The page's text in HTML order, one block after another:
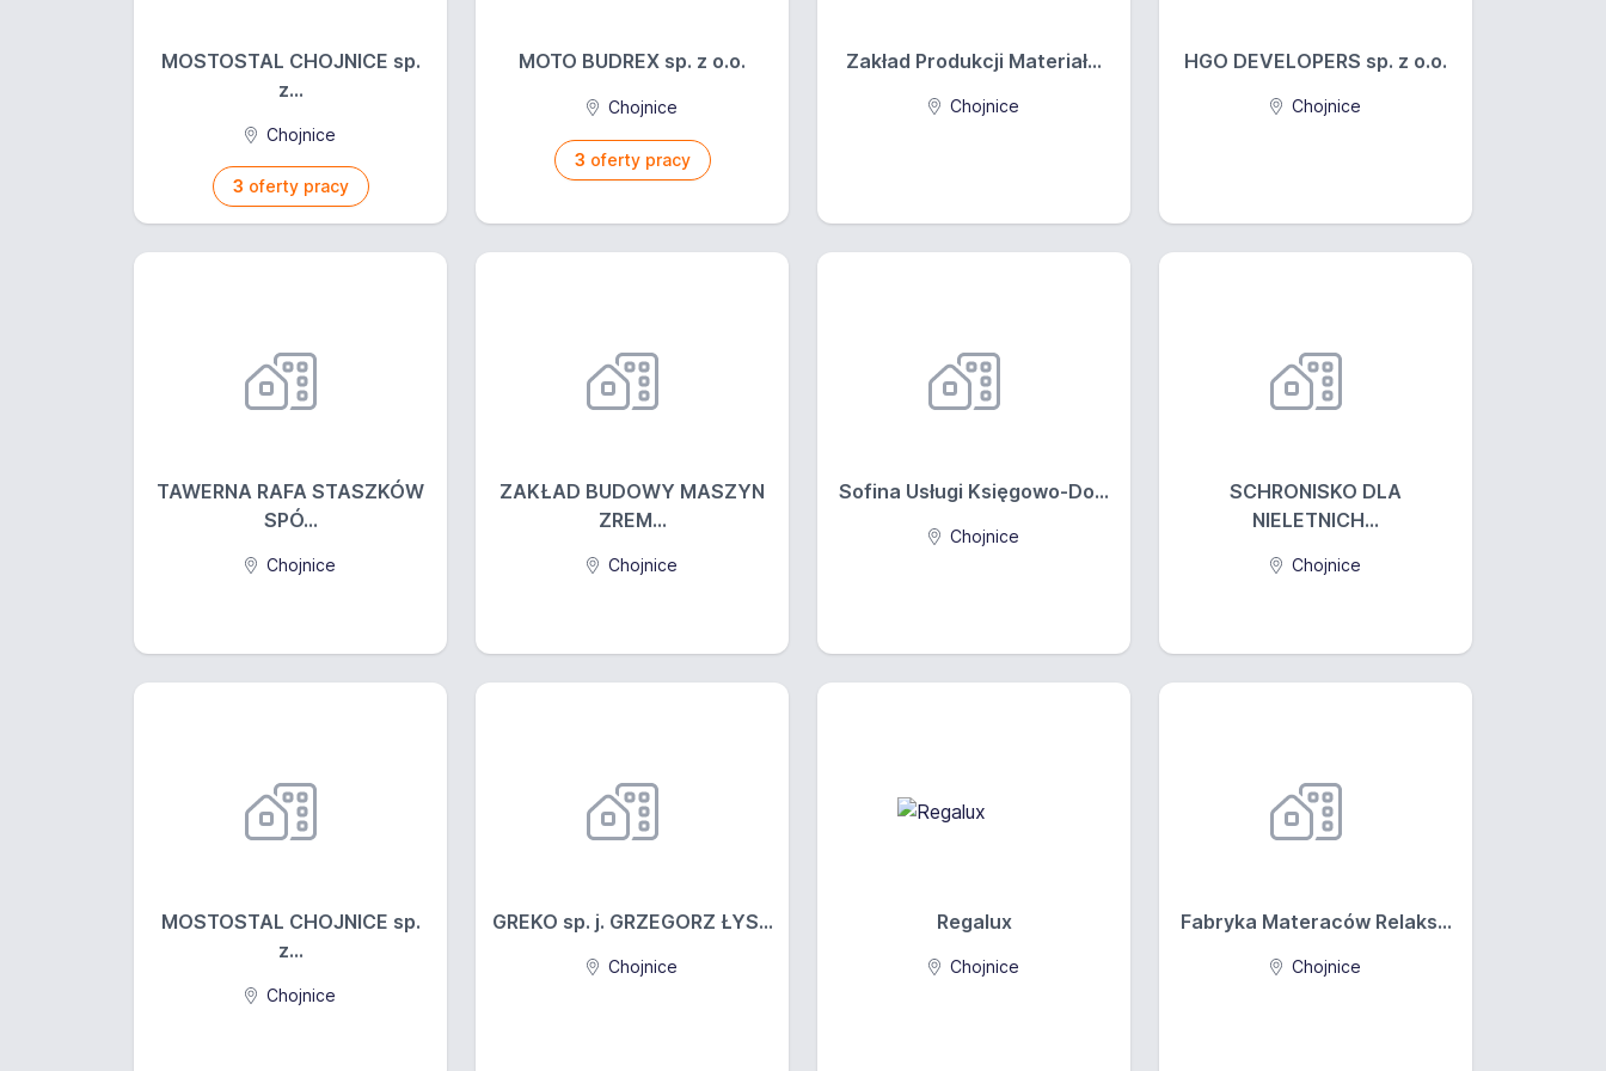
MOSTOSTAL CHOJNICE sp.
z...
Chojnice
3 oferty pracy
MOTO BUDREX sp. z o.o.
Chojnice
3 oferty pracy
Zakład Produkcji Materiał...
Chojnice
HGO DEVELOPERS sp. z o.o.
Chojnice
TAWERNA RAFA STASZKÓW
SPÓ...
Chojnice
ZAKŁAD BUDOWY MASZYN
ZREM...
Chojnice
Sofina Usługi Księgowo-Do...
Chojnice
SCHRONISKO DLA
NIELETNICH...
Chojnice
MOSTOSTAL CHOJNICE sp.
z...
Chojnice
GREKO sp. j. GRZEGORZ ŁYS...
Chojnice
Regalux
Chojnice
Fabryka Materaców Relaks...
Chojnice